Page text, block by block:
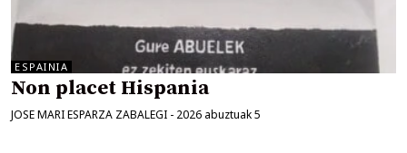
ESPAINIA
Non placet Hispania
JOSE MARI ESPARZA ZABALEGI - 2026 abuztuak 5